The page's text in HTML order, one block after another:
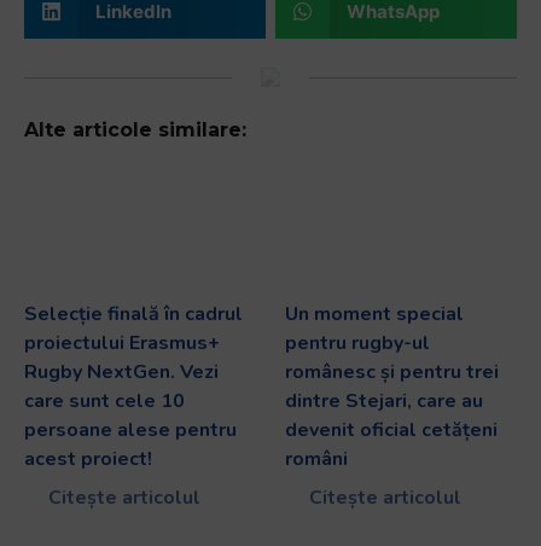
LinkedIn WhatsApp
Alte articole similare:
Selecție finală în cadrul
proiectului Erasmus+
Rugby NextGen. Vezi
care sunt cele 10
persoane alese pentru
acest proiect!
Citește articolul
Un moment special
pentru rugby-ul
românesc și pentru trei
dintre Stejari, care au
devenit oficial cetățeni
români
Citește articolul